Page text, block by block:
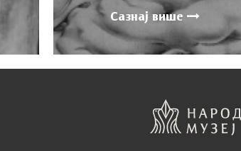
Сазнај више